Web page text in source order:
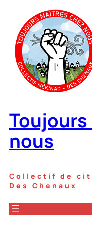
contenu
nous
Collectif de
Des Chenaux